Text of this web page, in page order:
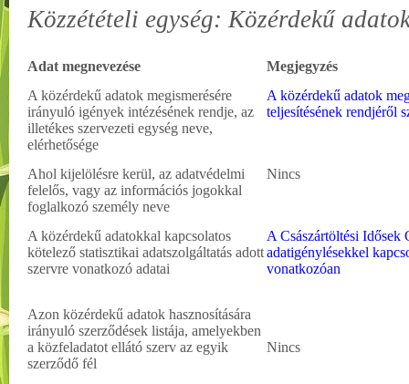
Közzétételi egység: Közérdekű
Adat megnevezése
Megjegyzés
A közérdekű adatok megismerésére
irányuló igények intézésének rendje, az
illetékes szervezeti egység neve,
elérhetősége
A közérdekű adatok
teljesítésének rendjéről
Ahol kijelölésre kerül, az adatvédelmi
felelős, vagy az információs jogokkal
foglalkozó személy neve
Nincs
A közérdekű adatokkal kapcsolatos
kötelező statisztikai adatszolgáltatás adott
szervre vonatkozó adatai
A Császártöltési Idősek
adatigénylésekkel
vonatkozóan
Azon közérdekű adatok hasznosítására
irányuló szerződések listája, amelyekben
a közfeladatot ellátó szerv az egyik
szerződő fél
Nincs